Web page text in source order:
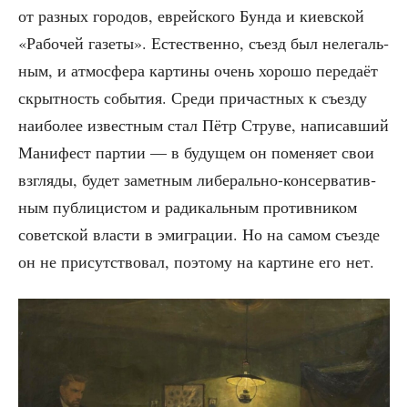
от раз­ных горо­дов, еврей­ско­го Бун­да и киев­ской
«Рабо­чей газе­ты». Есте­ствен­но, съезд был неле­галь­
ным, и атмо­сфе­ра кар­ти­ны очень хоро­шо пере­да­ёт
скрыт­ность собы­тия. Сре­ди при­част­ных к съез­ду
наи­бо­лее извест­ным стал Пётр Стру­ве, напи­сав­ший
Мани­фест пар­тии — в буду­щем он поме­ня­ет свои
взгля­ды, будет замет­ным либе­раль­но-кон­сер­ва­тив­
ным пуб­ли­ци­стом и ради­каль­ным про­тив­ни­ком
совет­ской вла­сти в эми­гра­ции. Но на самом съез­де
он не при­сут­ство­вал, поэто­му на кар­тине его нет.